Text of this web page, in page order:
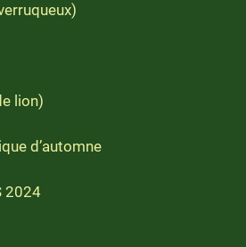
lion)
d’automne
2024